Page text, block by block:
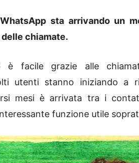
sta arrivando un
chiamate.
facile grazie alle
utenti stanno iniziando a
mesi è arrivata tra i
funzione utile